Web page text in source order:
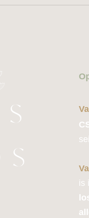
is